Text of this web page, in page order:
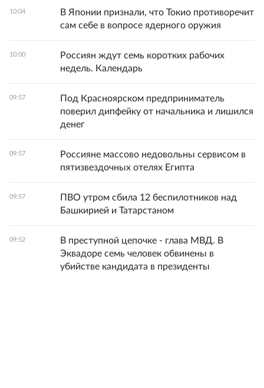
10:04
В Японии признали, что Токио противоречит
сам себе в вопросе ядерного оружия
10:00
Россиян ждут семь коротких рабочих
недель. Календарь
09:57
Под Красноярском предприниматель
поверил дипфейку от начальника и лишился
денег
09:57
Россияне массово недовольны сервисом в
пятизвездочных отелях Египта
09:57
ПВО утром сбила 12 беспилотников над
Башкирией и Татарстаном
09:52
В преступной цепочке - глава МВД. В
Эквадоре семь человек обвинены в
убийстве кандидата в президенты